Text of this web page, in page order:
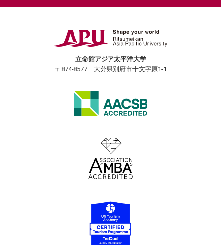
立命館アジア太平洋大学
〒874-8577 大分県別府市十文字原1-1